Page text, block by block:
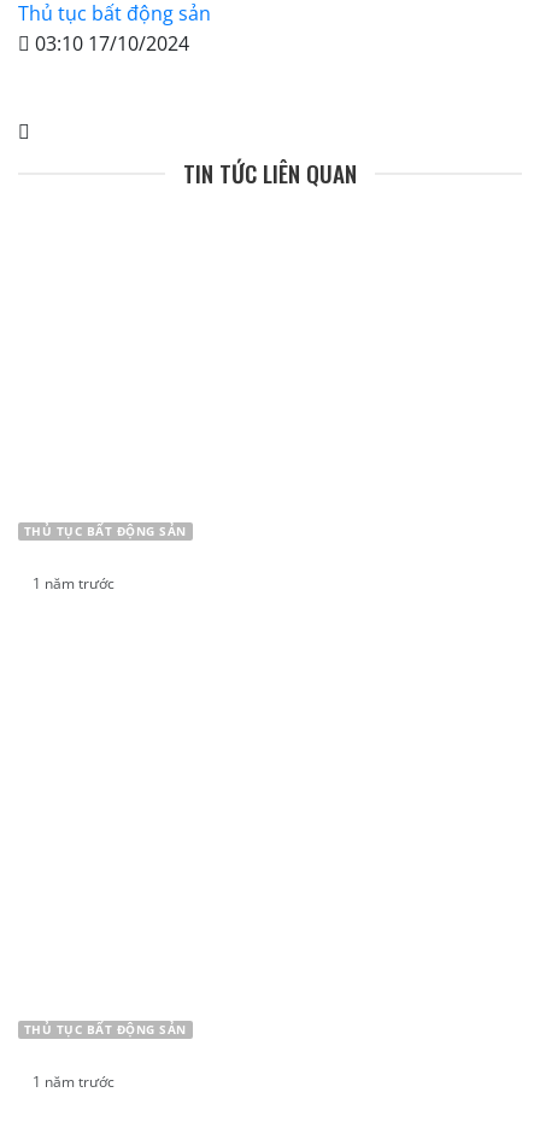
Thủ tục bất động sản
03:10 17/10/2024
TIN TỨC LIÊN QUAN
THỦ TỤC BẤT ĐỘNG SẢN
1 năm trước
THỦ TỤC BẤT ĐỘNG SẢN
1 năm trước